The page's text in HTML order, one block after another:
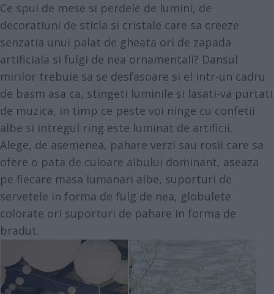
Ce spui de mese si perdele de lumini, de
decoratiuni de sticla si cristale care sa creeze
senzatia unui palat de gheata ori de zapada
artificiala si fulgi de nea ornamentali? Dansul
mirilor trebuie sa se desfasoare si el intr-un cadru
de basm asa ca, stingeti luminile si lasati-va purtati
de muzica, in timp ce peste voi ninge cu confetii
albe si intregul ring este luminat de artificii.
Alege, de asemenea, pahare verzi sau rosii care sa
ofere o pata de culoare albului dominant, aseaza
pe fiecare masa lumanari albe, suporturi de
servetele in forma de fulg de nea, globulete
colorate ori suporturi de pahare in forma de
bradut.